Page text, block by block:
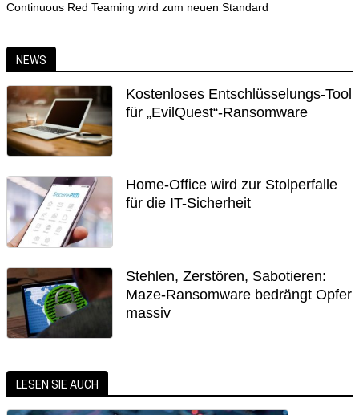
Continuous Red Teaming wird zum neuen Standard
NEWS
Kostenloses Entschlüsselungs-Tool
für „EvilQuest“-Ransomware
Home-Office wird zur Stolperfalle
für die IT-Sicherheit
Stehlen, Zerstören, Sabotieren:
Maze-Ransomware bedrängt Opfer
massiv
LESEN SIE AUCH